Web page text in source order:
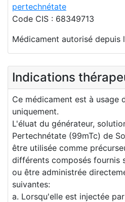
pertechnétate
Code CIS : 68349713
Médicament autorisé
Indications
Ce médicament est à usage
uniquement.
L'éluat du générateur,
Pertechnétate (99mTc) de
être utilisée comme
différents composés fournis
ou être administrée
suivantes:
a. Lorsqu'elle est injectée